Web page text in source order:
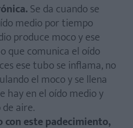
Se da cuando se
medio por tiempo
produce moco y ese
que comunica el oído
ese tubo se inflama, no
el moco y se llena
hay en el oído medio y
aire.
con este padecimiento,